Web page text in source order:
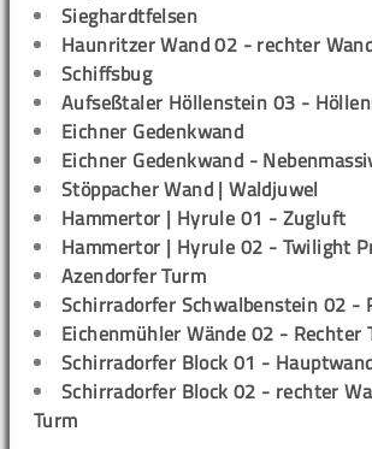
Sieghardtfelsen
Haunritzer Wand 02 - rechter
Schiffsbug
Aufseßtaler Höllenstein 03 -
Eichner Gedenkwand
Eichner Gedenkwand -
Stöppacher Wand | Waldjuwel
Hammertor | Hyrule 01 - Zugluft
Hammertor | Hyrule 02 - Twilight
Azendorfer Turm
Schirradorfer Schwalbenstein 02 -
Eichenmühler Wände 02 - Rechter
Schirradorfer Block 01 -
Schirradorfer Block 02 - rechter
Turm